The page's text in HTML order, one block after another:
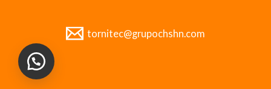
tornitec@grupochshn.com